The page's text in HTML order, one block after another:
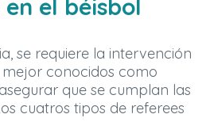
el béisbol
se requiere la intervención
mejor conocidos como
que se cumplan las
cuatros tipos de referees